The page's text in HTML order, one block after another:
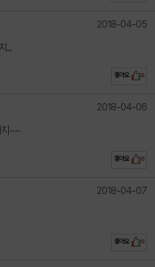
2018-04-05
...
좋아요 0
2018-04-06
지~~
좋아요 0
2018-04-07
좋아요 0